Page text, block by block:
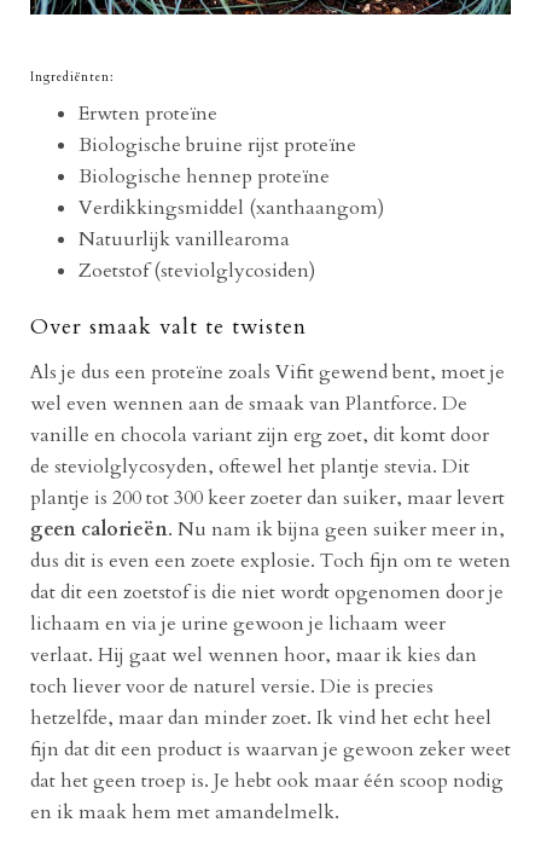
Ingrediënten:
Erwten proteïne
Biologische bruine rijst proteïne
Biologische hennep proteïne
Verdikkingsmiddel (xanthaangom)
Natuurlijk vanillearoma
Zoetstof (steviolglycosiden)
Over smaak valt te twisten
Als je dus een proteïne zoals Vifit gewend bent, moet je
wel even wennen aan de smaak van Plantforce. De
vanille en chocola variant zijn erg zoet, dit komt door
de steviolglycosyden, oftewel het plantje stevia. Dit
plantje is 200 tot 300 keer zoeter dan suiker, maar levert
geen calorieën. Nu nam ik bijna geen suiker meer in,
dus dit is even een zoete explosie. Toch fijn om te weten
dat dit een zoetstof is die niet wordt opgenomen door je
lichaam en via je urine gewoon je lichaam weer
verlaat. Hij gaat wel wennen hoor, maar ik kies dan
toch liever voor de naturel versie. Die is precies
hetzelfde, maar dan minder zoet. Ik vind het echt heel
fijn dat dit een product is waarvan je gewoon zeker weet
dat het geen troep is. Je hebt ook maar één scoop nodig
en ik maak hem met amandelmelk.